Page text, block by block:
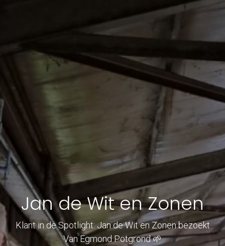
Jan de Wit en Zonen
Klant in de Spotlight: Jan de Wit en Zonen bezoekt
Van Egmond Potgrond 🌱